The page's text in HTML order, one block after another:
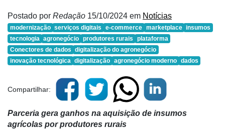
Postado por Redação 15/10/2024 em Notícias
modernização serviços digitais e-commerce marketplace insumos
tecnologia agronegócio produtores rurais
plataforma
Conectores de dados digitalização do agronegócio
inovação tecnológica digitalização agronegócio moderno dados
Compartilhar:
Parceria gera ganhos na aquisição de insumos
agrícolas por produtores rurais